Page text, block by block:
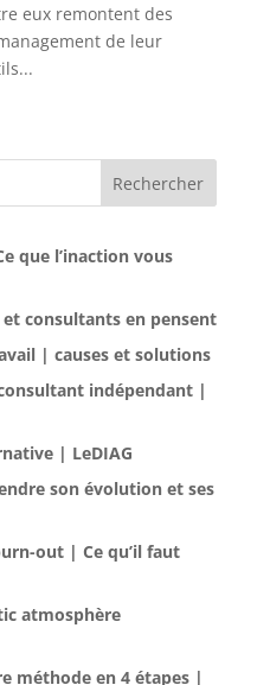
eux remontent des
de leur
Rechercher
que l’inaction vous
et consultants en pensent
| causes et solutions
indépendant |
| LeDIAG
son évolution et ses
out | Ce qu’il faut
atmosphère
méthode en 4 étapes |